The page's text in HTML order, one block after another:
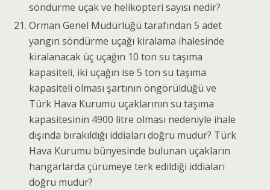
söndürme uçak ve helikopteri sayısı nedir?
Orman Genel Müdürlüğü tarafından 5 adet
yangın söndürme uçağı kiralama ihalesinde
kiralanacak üç uçağın 10 ton su taşıma
kapasiteli, iki uçağın ise 5 ton su taşıma
kapasiteli olması şartının öngörüldüğü ve
Türk Hava Kurumu uçaklarının su taşıma
kapasitesinin 4900 litre olması nedeniyle ihale
dışında bırakıldığı iddiaları doğru mudur? Türk
Hava Kurumu bünyesinde bulunan uçakların
hangarlarda çürümeye terk edildiği iddiaları
doğru mudur?